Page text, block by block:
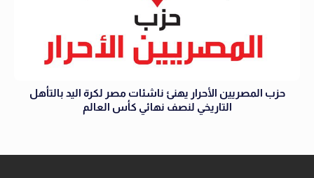
حزب المصريين الأحرار يهنئ ناشئات مصر لكرة اليد بالتأهل
التاريخي لنصف نهائي كأس العالم